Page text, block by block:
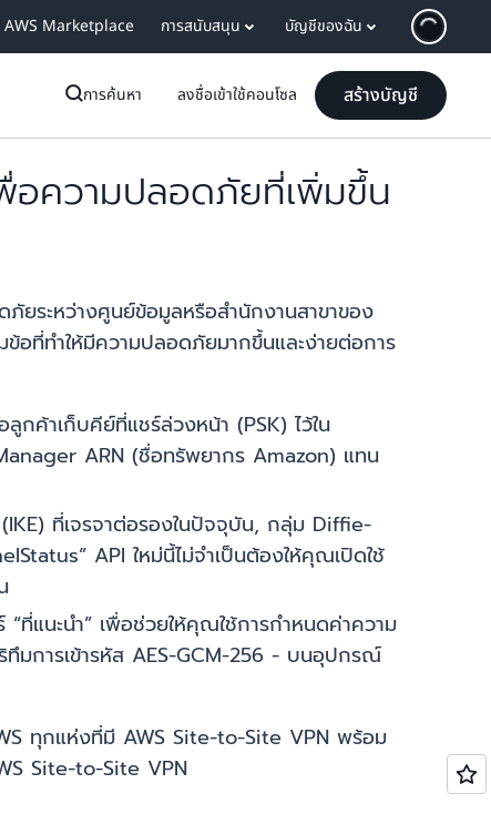
AWS Marketplace การสนับสนุน บัญชีของฉัน
การค้นหา ลงชื่อเข้าใช้คอนโซล สร้างบัญชี
อความปลอดภัยที่เพิ่มขึ้น
ยระหว่างศูนย์ข้อมูลหรือสำนักงานสาขาของ
ที่ทำให้มีความปลอดภัยมากขึ้นและง่ายต่อการ
กค้าเก็บคีย์ที่แชร์ล่วงหน้า (PSK) ไว้ใน
ARN (ชื่อทรัพยากร Amazon) แทน
ที่เจรจาต่อรองในปัจจุบัน, กลุ่ม Diffie-
API ใหม่นี้ไม่จำเป็นต้องให้คุณเปิดใช้
ที่แนะนำ” เพื่อช่วยให้คุณใช้การกำหนดค่าความ
การเข้ารหัส AES-GCM-256 - บนอุปกรณ์
ทุกแห่งที่มี AWS Site-to-Site VPN พร้อม
Site-to-Site VPN